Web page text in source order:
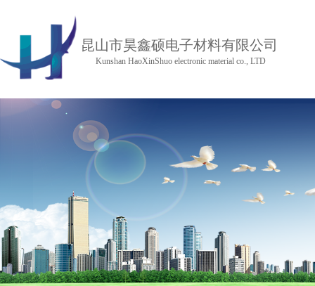
昆山市昊鑫硕电子材料有限公司
Kunshan HaoXinShuo electronic material co., LTD